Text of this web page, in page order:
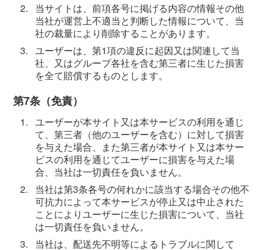
2.
当サイトは、前項各号に掲げる内容の情報その他
当社が運営上不適当と判断した情報について、当
社の裁量により削除することがあります。
3. ユーザーは、第1項の違反に起因又は関連して当
社、又はグループ各社を含む第三者に生じた損害
を全て賠償するものとします。
第7条（免責）
1. ユーザーが本サイト又は本サービスの利用を通じ
て、第三者（他のユーザーを含む）に対して損害
を与えた場合、また第三者が本サイト又は本サー
ビスの利用を通じてユーザーに損害を与えた場
合、当社は一切責任を負いません。
2.
当社は第3条各号の何れかに該当する場合その他不
可抗力によって本サービスが停止又は中止された
ことによりユーザーに生じた損害について、当社
は一切責任を負いません。
3.
当社は、配送先不明等によるトラブルに関して